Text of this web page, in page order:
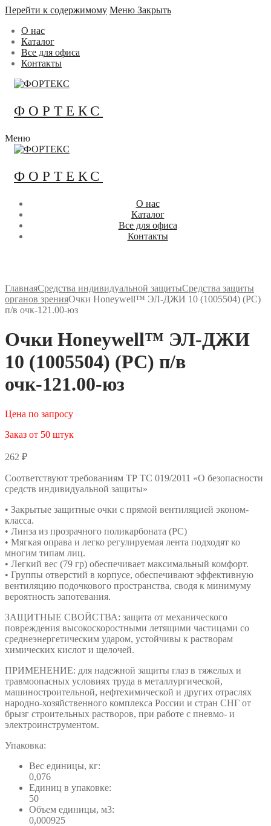
Перейти к содержимому Меню Закрыть
О нас
Каталог
Все для офиса
Контакты
ФОРТЕКС
Меню
ФОРТЕКС
О нас
Каталог
Все для офиса
Контакты
ГлавнаяСредства индивидуальной защитыСредства защиты
органов зренияОчки Honeywell™ ЭЛ-ДЖИ 10 (1005504) (РС)
п/в очк-121.00-юз
Очки Honeywell™ ЭЛ-ДЖИ
10 (1005504) (РС) п/в
очк-121.00-юз
Цена по запросу
Заказ от 50 штук
262 ₽
Соответствуют требованиям ТР ТС 019/2011 «О безопасности
средств индивидуальной защиты»
• Закрытые защитные очки с прямой вентиляцией эконом-
класса.
• Линза из прозрачного поликарбоната (РС)
• Мягкая оправа и легко регулируемая лента подходят ко
многим типам лиц.
• Легкий вес (79 гр) обеспечивает максимальный комфорт.
• Группы отверстий в корпусе, обеспечивают эффективную
вентиляцию подочкового пространства, сводя к минимуму
вероятность запотевания.
ЗАЩИТНЫЕ СВОЙСТВА: защита от механического
повреждения высокоскоростными летящими частицами со
среднеэнергетическим ударом, устойчивы к растворам
химических кислот и щелочей.
ПРИМЕНЕНИЕ: для надежной защиты глаз в тяжелых и
травмоопасных условиях труда в металлургической,
машиностроительной, нефтехимической и других отраслях
народно-хозяйственного комплекса России и стран СНГ от
брызг строительных растворов, при работе с пневмо- и
электроинструментом.
Упаковка:
Вес единицы, кг:
0,076
Единиц в упаковке:
50
Объем единицы, м3:
0,000925